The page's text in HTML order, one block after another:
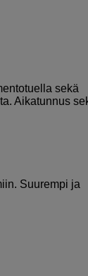
sekä
Aikatunnus
Suurempi ja